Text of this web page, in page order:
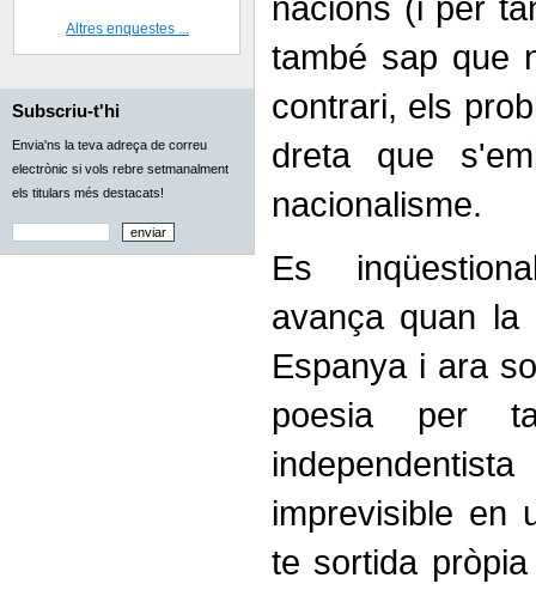
Altres enquestes ...
Subscriu-t'hi
Envia'ns la teva adreça de correu
electrònic si vols rebre setmanalment
els titulars més destacats!
també sap que
contrari, els
dreta que
nacionalisme.
Es
avança quan la
Espanya i ara
poesia per
imprevisible en
te sortida